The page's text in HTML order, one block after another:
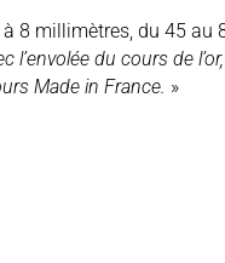
8 millimètres, du 45 au
l’envolée du cours de l’or,
Made in France. »